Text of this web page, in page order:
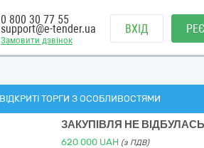
Замовити дзвінок
0 800 30 77 55
support@e-tender.ua ВХІД
ВІДКРИТІ ТОРГИ З ОСОБЛИВОСТЯМИ
ЗАКУПІВЛЯ НЕ ВІДБУЛАСЬ
620 000 UAH (з ПДВ)